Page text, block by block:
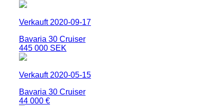
Verkauft 2020-09-17
Bavaria 30 Cruiser
445 000 SEK
Verkauft 2020-05-15
Bavaria 30 Cruiser
44 000 €